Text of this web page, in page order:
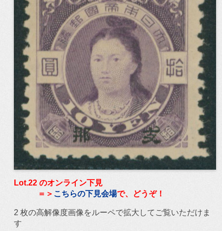
Lot.22 のオンライン下見
＝＞ こちらの下見会場で、どうぞ！
2 枚の高解像度画像をルーペで拡大してご覧いただけま
す